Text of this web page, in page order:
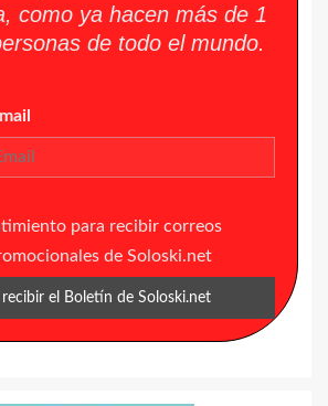
como ya hacen más de 1
de todo el mundo.
para recibir correos
de Soloski.net